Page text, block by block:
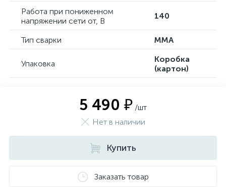
Работа при пониженном
напряжении сети от, В
140
Тип сварки MMA
Упаковка
Коробка
(картон)
5 490 ₽ /шт
Нет в наличии
Купить
Заказать товар